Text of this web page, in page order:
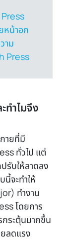
หน้าอก
าม
Press
ทำไมจึง
ายที่มี
ทั่วไป แต่
รับให้ลาดลง
จะทำให้
ทำงาน
โดยการ
กระตุ้นมากขึ้น
ลดแรง